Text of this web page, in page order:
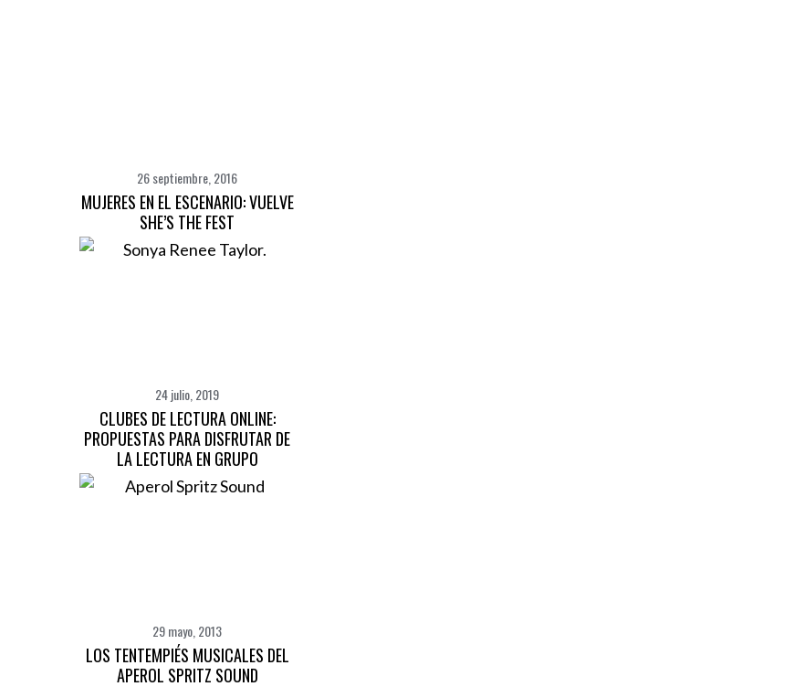
26 septiembre, 2016
MUJERES EN EL ESCENARIO: VUELVE
SHE’S THE FEST
24 julio, 2019
CLUBES DE LECTURA ONLINE:
PROPUESTAS PARA DISFRUTAR DE
LA LECTURA EN GRUPO
29 mayo, 2013
LOS TENTEMPIÉS MUSICALES DEL
APEROL SPRITZ SOUND